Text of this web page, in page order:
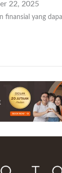
22, 2025
finansial yang